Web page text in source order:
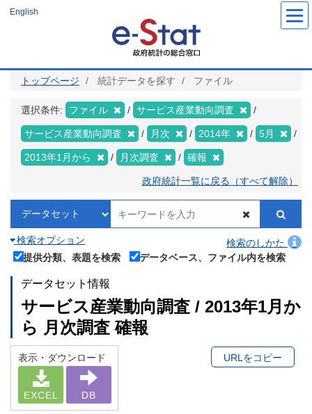
ツ
English
トップページ 統計データを探す ファイル
選択条件: ファイル サービス産業動向調査
サービス産業動向調査 月次 2014年 5月
2013年1月から 月次調査 確報
政府統計一覧に戻る（すべて解除）
検索オプション
検索のしかた
提供分類、表題を検索
データベース、ファイル内を検索
データセット情報
サービス産業動向調査 / 2013年1月か
ら 月次調査 確報
表示・ダウンロード
EXCEL DB
URLをコピー